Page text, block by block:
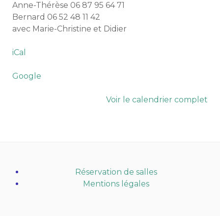
Anne-Thérèse 06 87 95 64 71
Bernard 06 52 48 11 42
avec Marie-Christine et Didier
iCal
Google
Voir le calendrier complet
Réservation de salles
Mentions légales